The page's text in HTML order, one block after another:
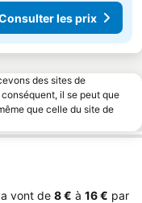
les prix
des sites de
il se peut que
que celle du site de
vont de ‎8 € à ‎16 € par